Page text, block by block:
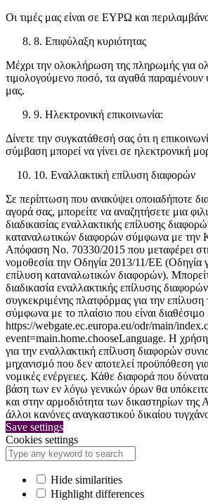
Οι τιμές μας είναι σε ΕΥΡΩ και
8. Επιφύλαξη κυριότητας
Μέχρι την ολοκλήρωση της πληρωμής για
τιμολογούμενο ποσό, τα αγαθά παραμένουν
μας.
9. Ηλεκτρονική επικοινωνία:
Δίνετε την συγκατάθεσή σας ότι η
σύμβαση μπορεί να γίνει σε ηλεκτρονική
10. Εναλλακτική επίλυση διαφορών
Σε περίπτωση που ανακύψει οποιαδήποτε
αγορά σας, μπορείτε να αναζητήσετε μια
διαδικασίας εναλλακτικής επίλυσης
καταναλωτικών διαφορών σύμφωνα με την
Απόφαση Νο. 70330/2015 που μεταφέρει
νομοθεσία την Οδηγία 2013/11/ΕΕ (Οδηγία
επίλυση καταναλωτικών διαφορών).
διαδικασία εναλλακτικής επίλυσης
συγκεκριμένης πλατφόρμας για την
σύμφωνα με το πλαίσιο που είναι
https://webgate.ec.europa.eu/odr/main/
event=main.home.chooseLanguage. Η
για την εναλλακτική επίλυση διαφορών
μηχανισμό που δεν αποτελεί προϋπόθεση
νομικές ενέργειες. Κάθε διαφορά που
βάση των εν λόγω γενικών όρων θα
και στην αρμοδιότητα των δικαστηρίων της
άλλοι κανόνες αναγκαστικού δικαίου
Save settings
Cookies settings
Hide similarities
Highlight differences